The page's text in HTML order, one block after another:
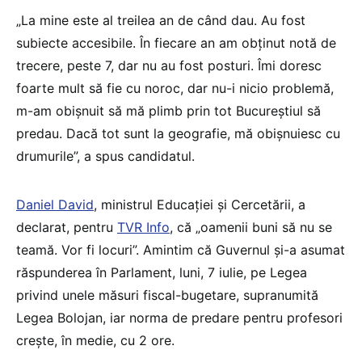
„La mine este al treilea an de când dau. Au fost
subiecte accesibile. În fiecare an am obținut notă de
trecere, peste 7, dar nu au fost posturi. Îmi doresc
foarte mult să fie cu noroc, dar nu-i nicio problemă,
m-am obișnuit să mă plimb prin tot Bucureștiul să
predau. Dacă tot sunt la geografie, mă obișnuiesc cu
drumurile”, a spus candidatul.
Daniel David, ministrul Educației și Cercetării, a
declarat, pentru TVR Info, că „oamenii buni să nu se
teamă. Vor fi locuri”. Amintim că Guvernul și-a asumat
răspunderea în Parlament, luni, 7 iulie, pe Legea
privind unele măsuri fiscal-bugetare, supranumită
Legea Bolojan, iar norma de predare pentru profesori
crește, în medie, cu 2 ore.